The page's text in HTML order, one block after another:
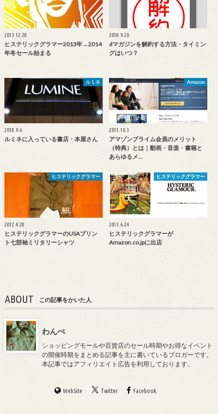
2013.12.28
ヒステリックグラマー2013年→2014
年冬セール始まる
2018.9.20
dマガジンを解約する方法・タイミン
グはいつ？
ルミネ
2018.9.6
ルミネに入っている書店・本屋さん
Amazon
2015.10.3
アマゾンプライム会員のメリット
（特典）とは｜動画・音楽・書籍と
あらゆるメ…
ヒステリックグラマー
2012.4.28
ヒステリックグラマーのUSAプリン
ト七部袖ミリタリーシャツ
ヒステリックグラマー
2013.6.24
ヒステリックグラマーが
Amazon.co.jpに出店
ABOUT この記事をかいた人
わんぺ
ショッピングモールや百貨店のセール時期やお得なイベント
の開催時期をまとめる記事を主に書いているブロガーです。
本記事ではアフィリエイト広告を利用しております。
WebSite Twitter Facebook